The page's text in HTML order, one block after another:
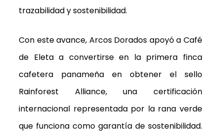
trazabilidad y sostenibilidad.
Con este avance, Arcos Dorados apoyó a Café
de Eleta a convertirse en la primera finca
cafetera panameña en obtener el sello
Rainforest Alliance, una certificación
internacional representada por la rana verde
que funciona como garantía de sostenibilidad.